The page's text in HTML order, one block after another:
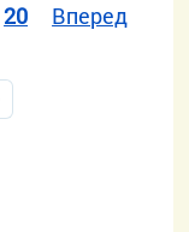
20 Вперед